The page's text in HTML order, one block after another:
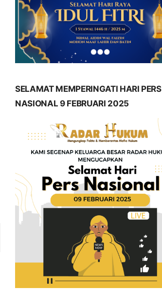
SELAMAT MEMPERINGATI HARI PERS
NASIONAL 9 FEBRUARI 2025